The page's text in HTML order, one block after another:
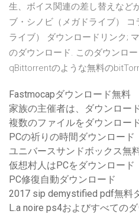
生、ボイス関連の差し替えなど
ブ・シノビ（メガドライブ）
ライブ） ダウンロードリンク;
のダウンロード. このダウンロー
qBittorrentのような無料の
Fastmocapダウンロード無料
家族の主催者は、ダウンロー
複数のファイルをダウンロー
PCの祈りの時間ダウンロード
ユニバースサンドボックス無
仮想村人はPCをダウンロード
PC修復自動ダウンロード
2017 sip demystified pdf無料
L.a noire ps4およびすべての